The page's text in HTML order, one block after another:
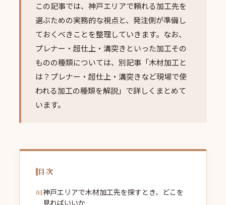
この記事では、神戸エリアで頼れる加工先を
選ぶための実務的な視点と、発注側が準備し
ておくべきことを整理していきます。なお、
プレナー・超仕上・溝突きといった加工その
ものの種類については、別記事「木材加工と
は？プレナー・超仕上・溝突きなど現場で使
われる加工の種類を解説」で詳しくまとめて
います。
目次
神戸エリアで木材加工先を探すとき、どこを
見ればいいか